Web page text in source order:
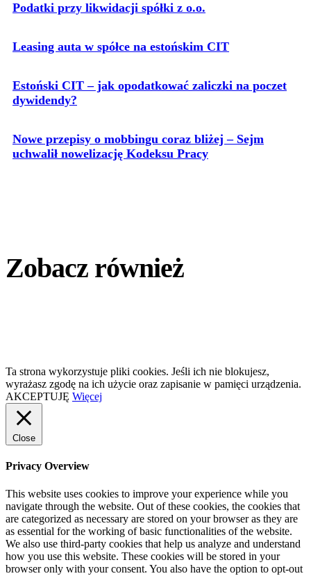
Podatki przy likwidacji spółki z o.o.
Leasing auta w spółce na estońskim CIT
Estoński CIT – jak opodatkować zaliczki na poczet
dywidendy?
Nowe przepisy o mobbingu coraz bliżej – Sejm
uchwalił nowelizację Kodeksu Pracy
Zobacz również
Ta strona wykorzystuje pliki cookies. Jeśli ich nie blokujesz,
wyrażasz zgodę na ich użycie oraz zapisanie w pamięci urządzenia.
AKCEPTUJĘ Więcej
Close
Privacy Overview
This website uses cookies to improve your experience while you
navigate through the website. Out of these cookies, the cookies that
are categorized as necessary are stored on your browser as they are
as essential for the working of basic functionalities of the website.
We also use third-party cookies that help us analyze and understand
how you use this website. These cookies will be stored in your
browser only with your consent. You also have the option to opt-out